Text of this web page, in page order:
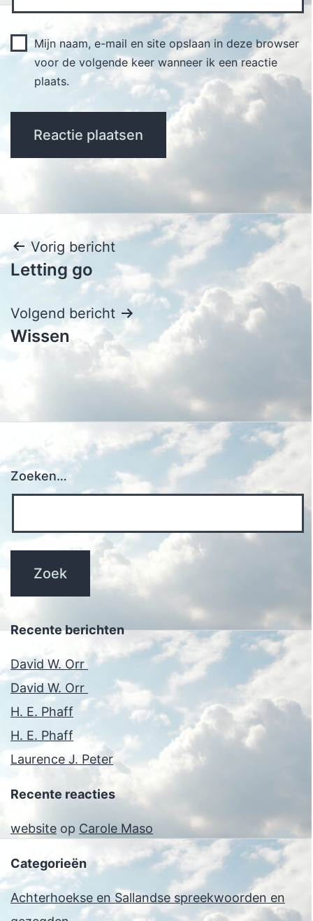
Mijn naam, e-mail en site opslaan in deze browser
voor de volgende keer wanneer ik een reactie
plaats.
Bericht
navigatie
Vorig bericht
Letting go
Volgend bericht
Wissen
Zoeken…
Recente berichten
David W. Orr
David W. Orr
H. E. Phaff
H. E. Phaff
Laurence J. Peter
Recente reacties
website op Carole Maso
Categorieën
Achterhoekse en Sallandse spreekwoorden en